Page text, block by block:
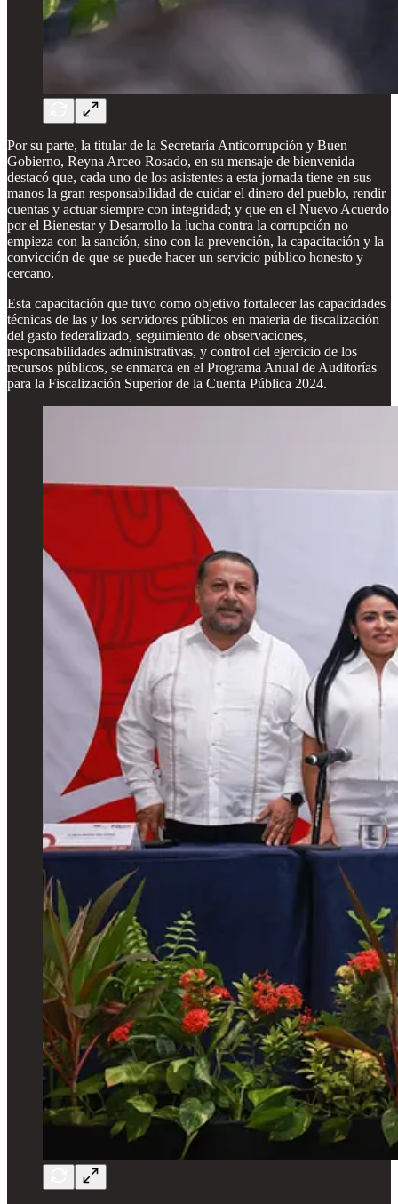
Por su parte, la titular de la Secretaría Anticorrupción y Buen
Gobierno, Reyna Arceo Rosado, en su mensaje de bienvenida
destacó que, cada uno de los asistentes a esta jornada tiene en sus
manos la gran responsabilidad de cuidar el dinero del pueblo, rendir
cuentas y actuar siempre con integridad; y que en el Nuevo Acuerdo
por el Bienestar y Desarrollo la lucha contra la corrupción no
empieza con la sanción, sino con la prevención, la capacitación y la
convicción de que se puede hacer un servicio público honesto y
cercano.
Esta capacitación que tuvo como objetivo fortalecer las capacidades
técnicas de las y los servidores públicos en materia de fiscalización
del gasto federalizado, seguimiento de observaciones,
responsabilidades administrativas, y control del ejercicio de los
recursos públicos, se enmarca en el Programa Anual de Auditorías
para la Fiscalización Superior de la Cuenta Pública 2024.